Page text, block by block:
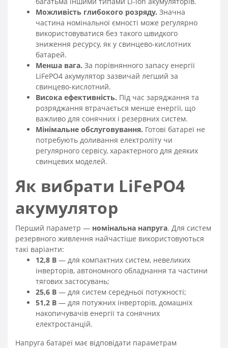
Можливість глибокого розряду. Значна
частина номінальної ємності може регулярно
використовуватися без такого швидкого
зниження ресурсу, як у свинцево-кислотних
батарей.
Менша вага. За порівнянного запасу енергії
LiFePO4 акумулятор зазвичай легший за
свинцево-кислотний.
Висока ефективність. Під час заряджання та
розряджання втрачається менше енергії, що
важливо для сонячних і резервних систем.
Мінімальне обслуговування. Готові батареї не
потребують доливання електроліту чи
регулярного сервісу, характерного для деяких
свинцевих моделей.
Як вибрати LiFePO4
акумулятор
Перший параметр — номінальна напруга. Для систем
резервного живлення найчастіше використовуються
такі варіанти:
12,8 В — для компактних систем, невеликих
інверторів, автономного обладнання та частини
тягових застосувань;
25,6 В — для систем середньої потужності;
51,2 В — для потужних інверторів, домашніх
накопичувачів енергії та сонячних
електростанцій.
Напруга батареї має відповідати параметрам